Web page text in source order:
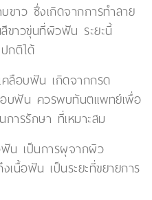
ขาว ซึ่งเกิดจากการทำลาย
ขาวขุ่นที่ผิวฟัน ระยะนี้
กติได้
ลือบฟัน เกิดจากกรด
อบฟัน ควรพบทันตแพทย์เพื่อ
ารรักษา ที่เหมาะสม
น เป็นการผุจากผิว
เนื้อฟัน เป็นระยะที่ขยายการ